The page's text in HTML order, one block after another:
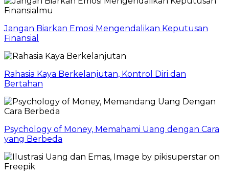
Jangan Biarkan Emosi Mengendalikan Keputusan
Finansial
Rahasia Kaya Berkelanjutan, Kontrol Diri dan
Bertahan
Psychology of Money, Memahami Uang dengan Cara
yang Berbeda